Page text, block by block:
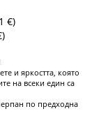
€)
и яркостта, която
на всеки един са
по предходна